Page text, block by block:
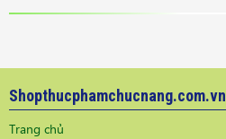
Shopthucphamchucnang.com.vn
Trang chủ